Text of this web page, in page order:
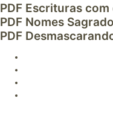
PDF Escrituras
PDF Nomes
PDF